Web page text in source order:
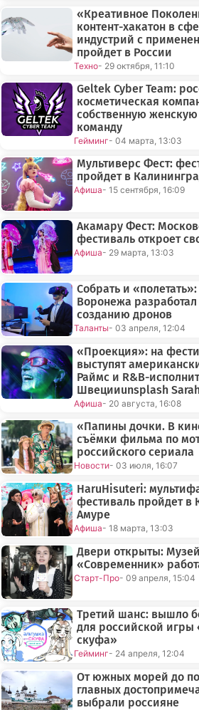
«Креативное
контент-хакатон в
индустрий с
пройдет в России
Техно- 29 октября, 11:10
Geltek Cyber Team:
косметическая
собственную
команду
Гейминг- 04 марта, 13:03
Мультиверс Фест:
пройдет в
Афиша- 15 сентября, 16:09
Акамару Фест:
фестиваль откроет
Афиша- 29 марта, 13:03
Собрать и
Воронежа
созданию дронов
Таланты- 03 апреля, 12:04
«Проекция»: на
выступят
Раймс и R&B-
Швецииunsplash
Афиша- 20 августа, 16:08
«Папины дочки. В
съёмки фильма по
российского сериала
Новости- 03 июля, 16:07
HaruHisuteri:
фестиваль пройдет в
Амуре
Афиша- 18 марта, 13:03
Двери открыты:
«Современник»
Старт-Про- 09 апреля, 15:04
Третий шанс: вышло
для российской игры
скуфа»
Гейминг- 24 апреля, 12:04
От южных морей до
главных
выбрали россияне